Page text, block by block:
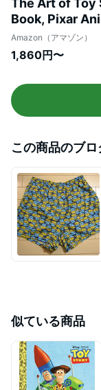
The Art of Toy
Book, Pixar
(Disney Pixar
Amazon（アマゾン）
1,860円〜
この商品のブ
似ている商品